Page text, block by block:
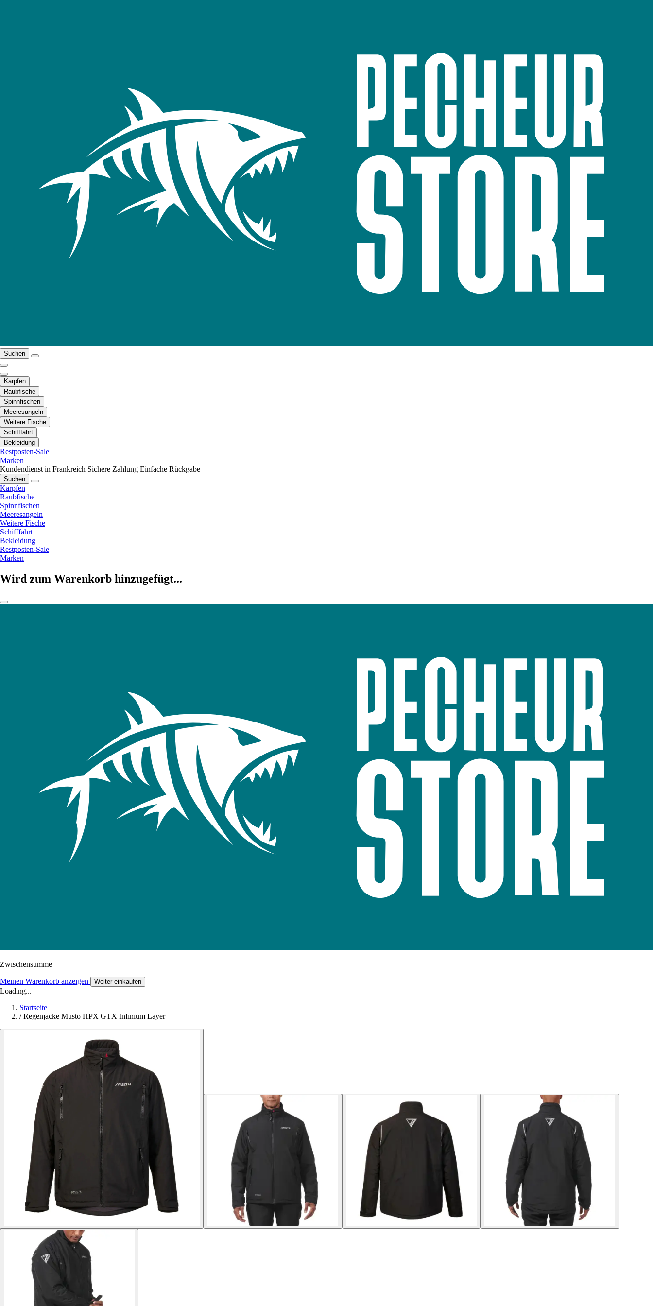
Suchen
Karpfen
Raubfische
Spinnfischen
Meeresangeln
Weitere Fische
Schifffahrt
Bekleidung
Restposten-Sale
Marken
Kundendienst in Frankreich Sichere Zahlung Einfache Rückgabe
Suchen
Karpfen
Raubfische
Spinnfischen
Meeresangeln
Weitere Fische
Schifffahrt
Bekleidung
Restposten-Sale
Marken
Wird zum Warenkorb hinzugefügt...
Zwischensumme
Meinen Warenkorb anzeigen Weiter einkaufen
Loading...
Startseite
/ Regenjacke Musto HPX GTX Infinium Layer